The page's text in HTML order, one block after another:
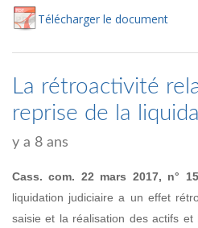
Télécharger le document
La rétroactivité
reprise de la
y a 8 ans
Cass. com. 22 mars 2017, n°
liquidation judiciaire a un effet
saisie et la réalisation des actifs et